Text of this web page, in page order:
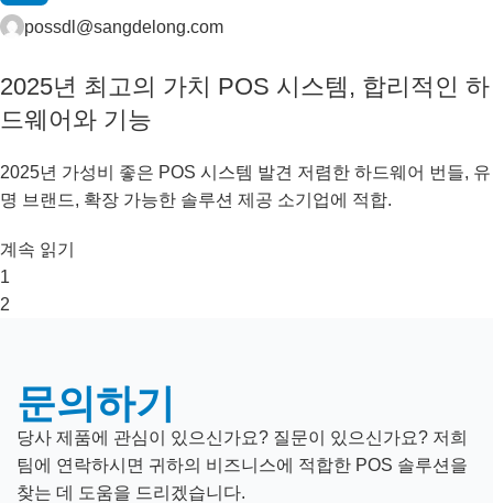
possdl@sangdelong.com
2025년 최고의 가치 POS 시스템, 합리적인 하
드웨어와 기능
2025년 가성비 좋은 POS 시스템 발견 저렴한 하드웨어 번들, 유
명 브랜드, 확장 가능한 솔루션 제공 소기업에 적합.
계속 읽기
1
2
문의하기
당사 제품에 관심이 있으신가요? 질문이 있으신가요? 저희
팀에 연락하시면 귀하의 비즈니스에 적합한 POS 솔루션을
찾는 데 도움을 드리겠습니다.